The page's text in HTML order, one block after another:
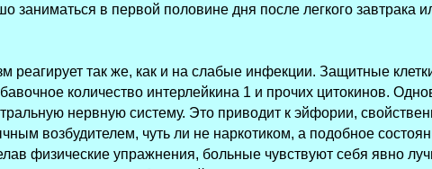
в первой половине дня после легкого завтрака
реагирует так же, как и на слабые инфекции. Защитные
количество интерлейкина 1 и прочих цитокинов.
нервную систему. Это приводит к эйфории,
возбудителем, чуть ли не наркотиком, а подобное
физические упражнения, больные чувствуют себя явно